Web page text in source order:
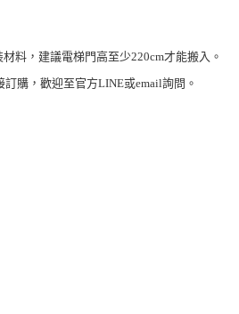
料，建議電梯門高至少220cm才能搬入。
購，歡迎至官方LINE或email詢問。